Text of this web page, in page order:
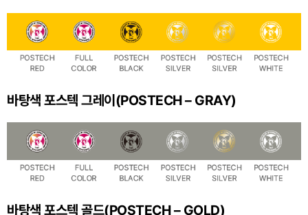
바탕색 포스텍 그레이(POSTECH – GRAY)
바탕색 포스텍 골드(POSTECH – GOLD)